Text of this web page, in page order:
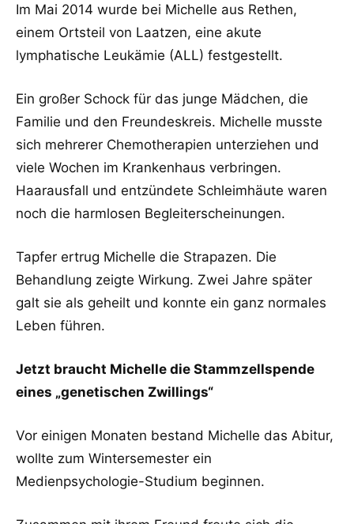
Im Mai 2014 wurde bei Michelle aus Rethen,
einem Ortsteil von Laatzen, eine akute
lymphatische Leukämie (ALL) festgestellt.
Ein großer Schock für das junge Mädchen, die
Familie und den Freundeskreis. Michelle musste
sich mehrerer Chemotherapien unterziehen und
viele Wochen im Krankenhaus verbringen.
Haarausfall und entzündete Schleimhäute waren
noch die harmlosen Begleiterscheinungen.
Tapfer ertrug Michelle die Strapazen. Die
Behandlung zeigte Wirkung. Zwei Jahre später
galt sie als geheilt und konnte ein ganz normales
Leben führen.
Jetzt braucht Michelle die Stammzellspende
eines „genetischen Zwillings“
Vor einigen Monaten bestand Michelle das Abitur,
wollte zum Wintersemester ein
Medienpsychologie-Studium beginnen.